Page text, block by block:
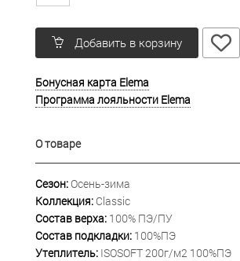
Добавить в корзину
Бонусная карта Elema
Программа лояльности Elema
О товаре
Сезон:Осень-зима
Коллекция: Classic
Состав верха: 100% ПЭ/ПУ
Состав подкладки: 100%ПЭ
Утеплитель: ISOSOFT 200г/м2 100%ПЭ